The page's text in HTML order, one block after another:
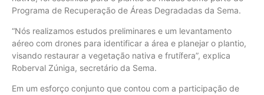
Programa de Recuperação de Áreas Degradadas da Sema.
“Nós realizamos estudos preliminares e um levantamento
aéreo com drones para identificar a área e planejar o plantio,
visando restaurar a vegetação nativa e frutífera”, explica
Roberval Zúniga, secretário da Sema.
Em um esforço conjunto que contou com a participação de